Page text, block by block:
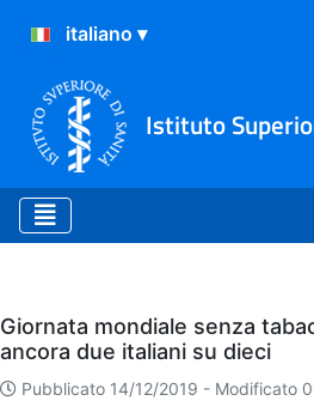
Istituto
Eventi
Giornata mondiale senza
ancora due italiani su dieci
Pubblicato 14/12/2019 - Modificato